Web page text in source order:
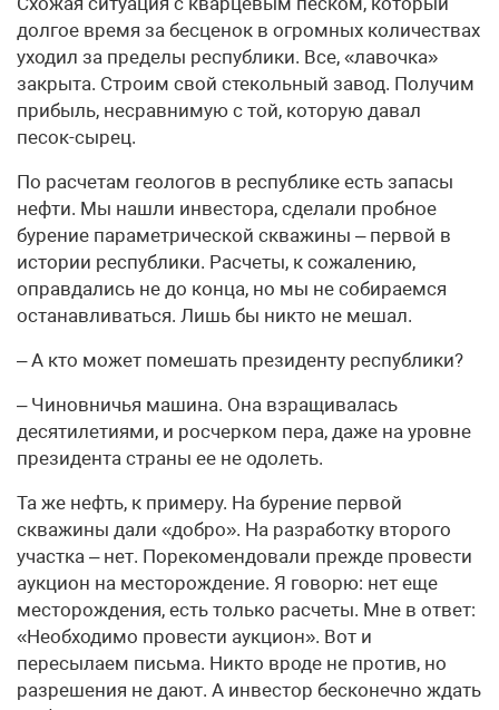
долгое время за бесценок в огромных количествах
уходил за пределы республики. Все, «лавочка»
закрыта. Строим свой стекольный завод. Получим
прибыль, несравнимую с той, которую давал
песок-сырец.
По расчетам геологов в республике есть запасы
нефти. Мы нашли инвестора, сделали пробное
бурение параметрической скважины – первой в
истории республики. Расчеты, к сожалению,
оправдались не до конца, но мы не собираемся
останавливаться. Лишь бы никто не мешал.
– А кто может помешать президенту республики?
– Чиновничья машина. Она взращивалась
десятилетиями, и росчерком пера, даже на уровне
президента страны ее не одолеть.
Та же нефть, к примеру. На бурение первой
скважины дали «добро». На разработку второго
участка – нет. Порекомендовали прежде провести
аукцион на месторождение. Я говорю: нет еще
месторождения, есть только расчеты. Мне в ответ:
«Необходимо провести аукцион». Вот и
пересылаем письма. Никто вроде не против, но
разрешения не дают. А инвестор бесконечно ждать